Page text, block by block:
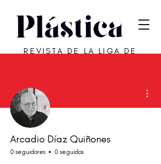
REVISTA DE LA LIGA DE
Arcadio Díaz Quiñones
0 seguidores 0 seguidos